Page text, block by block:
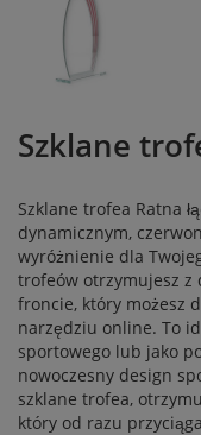
Szklane
Szklane trofea Ratna
dynamicznym,
wyróżnienie dla
trofeów otrzymujesz z
froncie, który możesz
narzędziu online. To
sportowego lub jako
nowoczesny design
szklane trofea,
który od razu